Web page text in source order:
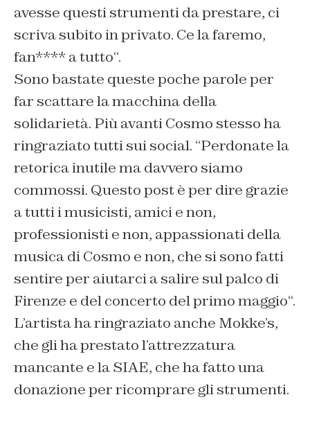
avesse questi strumenti da prestare, ci
scriva subito in privato. Ce la faremo,
fan**** a tutto“.
Sono bastate queste poche parole per
far scattare la macchina della
solidarietà. Più avanti Cosmo stesso ha
ringraziato tutti sui social. “Perdonate la
retorica inutile ma davvero siamo
commossi. Questo post è per dire grazie
a tutti i musicisti, amici e non,
professionisti e non, appassionati della
musica di Cosmo e non, che si sono fatti
sentire per aiutarci a salire sul palco di
Firenze e del concerto del primo maggio“.
L’artista ha ringraziato anche Mokke’s,
che gli ha prestato l’attrezzatura
mancante e la SIAE, che ha fatto una
donazione per ricomprare gli strumenti.